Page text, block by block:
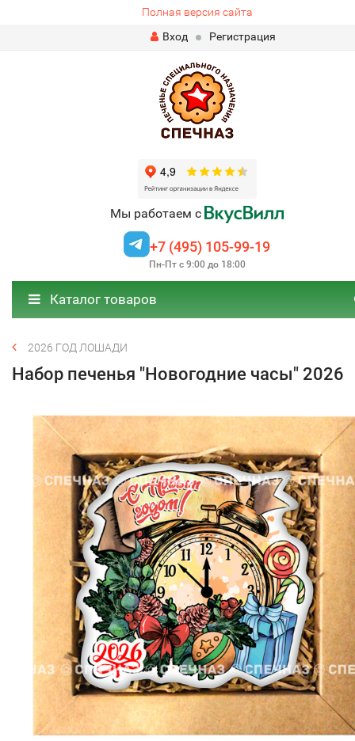
Полная версия сайта
Вход
Регистрация
Мы работаем с
+7 (495) 105-99-19
Пн-Пт с 9:00 до 18:00
Каталог товаров
2026 ГОД ЛОШАДИ
Набор печенья "Новогодние часы" 2026